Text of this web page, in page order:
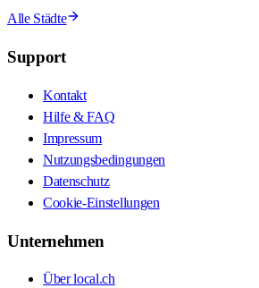
Alle Städte
Support
Kontakt
Hilfe & FAQ
Impressum
Nutzungsbedingungen
Datenschutz
Cookie-Einstellungen
Unternehmen
Über local.ch